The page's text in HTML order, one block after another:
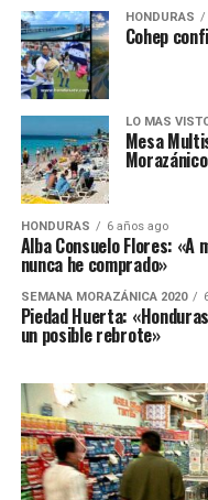
HONDURAS
Cohep
LO MAS
Mesa
HONDURAS 6 años ago
Alba Consuelo Flores: «A
nunca he comprado»
SEMANA MORAZÁNICA 2020
Piedad Huerta:
un posible rebrote»